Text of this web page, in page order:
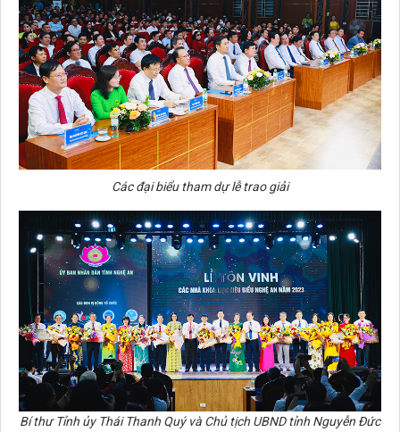
Các đại biểu tham dự lễ trao giải
Bí thư Tỉnh ủy Thái Thanh Quý và Chủ tịch UBND tỉnh Nguyễn Đức